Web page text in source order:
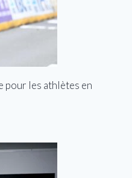
pour les athlètes en